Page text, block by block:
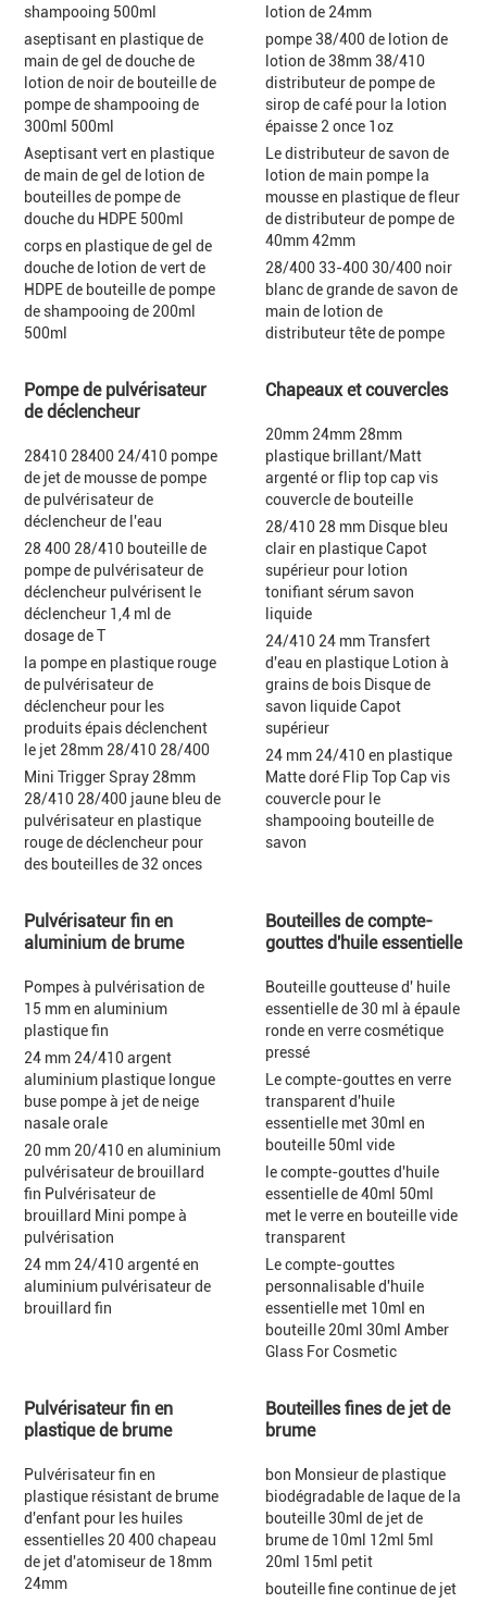
shampooing 500ml
aseptisant en plastique de
main de gel de douche de
lotion de noir de bouteille de
pompe de shampooing de
300ml 500ml
Aseptisant vert en plastique
de main de gel de lotion de
bouteilles de pompe de
douche du HDPE 500ml
corps en plastique de gel de
douche de lotion de vert de
HDPE de bouteille de pompe
de shampooing de 200ml
500ml
lotion de 24mm
pompe 38/400 de lotion de
lotion de 38mm 38/410
distributeur de pompe de
sirop de café pour la lotion
épaisse 2 once 1oz
Le distributeur de savon de
lotion de main pompe la
mousse en plastique de fleur
de distributeur de pompe de
40mm 42mm
28/400 33-400 30/400 noir
blanc de grande de savon de
main de lotion de
distributeur tête de pompe
Pompe de pulvérisateur
de déclencheur
28410 28400 24/410 pompe
de jet de mousse de pompe
de pulvérisateur de
déclencheur de l'eau
28 400 28/410 bouteille de
pompe de pulvérisateur de
déclencheur pulvérisent le
déclencheur 1,4 ml de
dosage de T
la pompe en plastique rouge
de pulvérisateur de
déclencheur pour les
produits épais déclenchent
le jet 28mm 28/410 28/400
Mini Trigger Spray 28mm
28/410 28/400 jaune bleu de
pulvérisateur en plastique
rouge de déclencheur pour
des bouteilles de 32 onces
Chapeaux et couvercles
20mm 24mm 28mm
plastique brillant/Matt
argenté or flip top cap vis
couvercle de bouteille
28/410 28 mm Disque bleu
clair en plastique Capot
supérieur pour lotion
tonifiant sérum savon
liquide
24/410 24 mm Transfert
d'eau en plastique Lotion à
grains de bois Disque de
savon liquide Capot
supérieur
24 mm 24/410 en plastique
Matte doré Flip Top Cap vis
couvercle pour le
shampooing bouteille de
savon
Pulvérisateur fin en
aluminium de brume
Pompes à pulvérisation de
15 mm en aluminium
plastique fin
24 mm 24/410 argent
aluminium plastique longue
buse pompe à jet de neige
nasale orale
20 mm 20/410 en aluminium
pulvérisateur de brouillard
fin Pulvérisateur de
brouillard Mini pompe à
pulvérisation
24 mm 24/410 argenté en
aluminium pulvérisateur de
brouillard fin
Bouteilles de compte-
gouttes d'huile essentielle
Bouteille goutteuse d' huile
essentielle de 30 ml à épaule
ronde en verre cosmétique
pressé
Le compte-gouttes en verre
transparent d'huile
essentielle met 30ml en
bouteille 50ml vide
le compte-gouttes d'huile
essentielle de 40ml 50ml
met le verre en bouteille vide
transparent
Le compte-gouttes
personnalisable d'huile
essentielle met 10ml en
bouteille 20ml 30ml Amber
Glass For Cosmetic
Pulvérisateur fin en
plastique de brume
Pulvérisateur fin en
plastique résistant de brume
d'enfant pour les huiles
essentielles 20 400 chapeau
de jet d'atomiseur de 18mm
24mm
Bouteilles fines de jet de
brume
bon Monsieur de plastique
biodégradable de laque de la
bouteille 30ml de jet de
brume de 10ml 12ml 5ml
20ml 15ml petit
bouteille fine continue de jet